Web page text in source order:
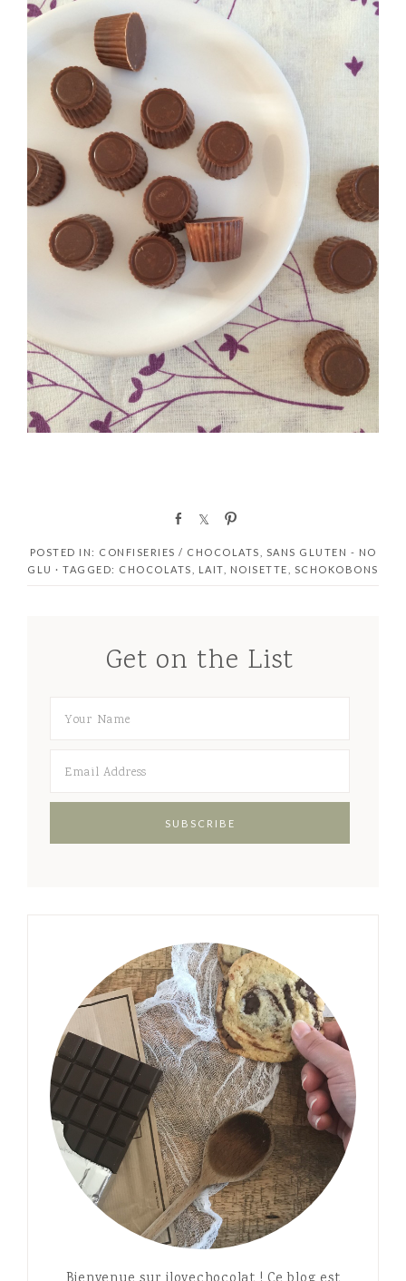
a
r
a
r
n
POSTED IN: CONFISERIES / CHOCOLATS
SANS GLUTEN - NO
GLU · TAGGED: CHOCOLATS LAIT NOISETTE SCHOKOBONS
Get on the List